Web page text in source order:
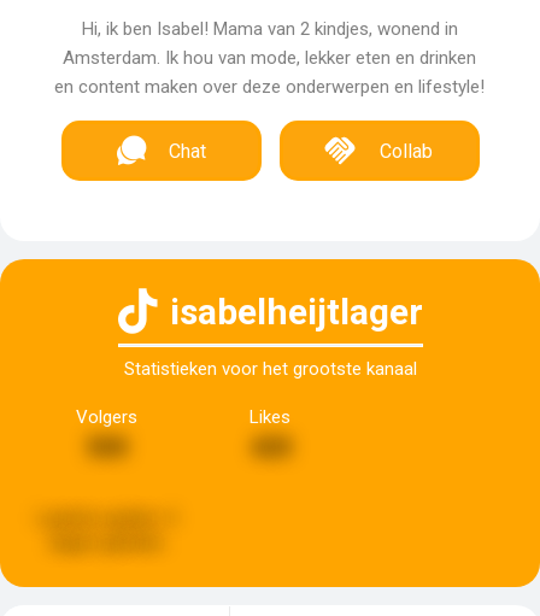
Hi, ik ben Isabel! Mama van 2 kindjes, wonend in
Amsterdam. Ik hou van mode, lekker eten en drinken
en content maken over deze onderwerpen en lifestyle!
Chat Collab
isabelheijtlager
Statistieken voor het grootste kanaal
Volgers Likes